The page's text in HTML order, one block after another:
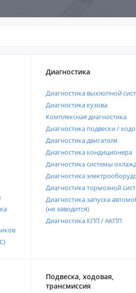
Диагностика
Диагностика выхлопной
Диагностика кузова
Комплексная диагностика
Диагностика подвески /
Диагностика двигателя
Диагностика кондиционера
Диагностика системы
Диагностика
Диагностика тормозной
Диагностика запуска
(не заводится)
Диагностика КПП / АКПП
Подвеска, ходовая,
трансмиссия